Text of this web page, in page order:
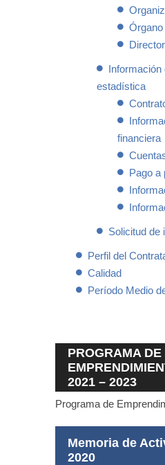
Órgano
Director
estadística
financiera
Pago a
Solicitud de
Perfil del
Calidad
Período Medio
PROGRAMA DE
2021 – 2023
Programa de
Memoria de
2020